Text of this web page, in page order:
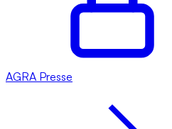
AGRA Presse